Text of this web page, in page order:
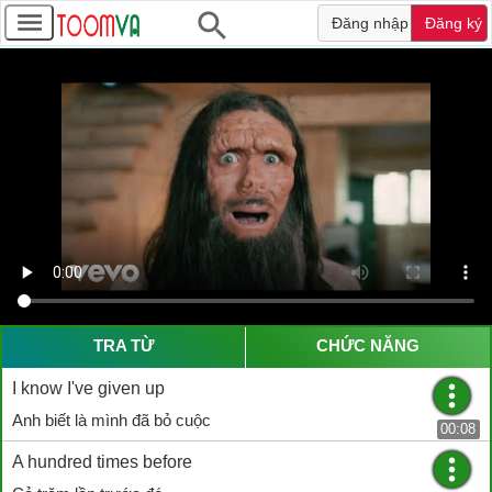
Đăng nhập Đăng ký
TRA TỪ CHỨC NĂNG
I know I've given up
Anh biết là mình đã bỏ cuộc
00:08
A hundred times before